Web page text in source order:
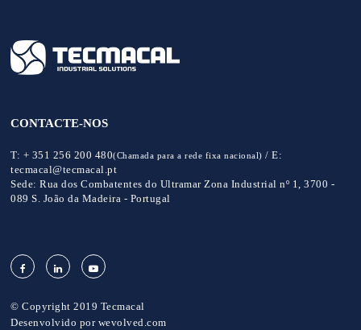
CONTACTE-NOS
T: + 351 256 200 480(Chamada para a rede fixa nacional) /E:
tecmacal@tecmacal.pt
Sede: Rua dos Combatentes do Ultramar Zona Industrial nº 1, 3700 -
089 S. João da Madeira - Portugal
© Copyright 2019 Tecmacal
Desenvolvido por wevolved.com